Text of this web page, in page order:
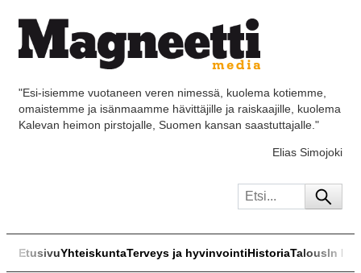
"Esi-isiemme vuotaneen veren nimessä, kuolema kotiemme,
omaistemme ja isänmaamme hävittäjille ja raiskaajille, kuolema
Kalevan heimon pirstojalle, Suomen kansan saastuttajalle."
Elias Simojoki
EtusivuYhteiskuntaTerveys ja hyvinvointiHistoriaTalousIn